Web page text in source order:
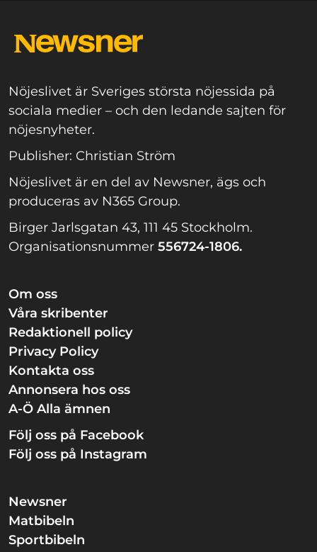
Nöjeslivet är Sveriges största nöjessida på
sociala medier – och den ledande sajten för
nöjesnyheter.
Publisher: Christian Ström
Nöjeslivet är en del av Newsner, ägs och
produceras av N365 Group.
Birger Jarlsgatan 43, 111 45 Stockholm.
Organisationsnummer 556724-1806.
Om oss
Våra skribenter
Redaktionell policy
Privacy Policy
Kontakta oss
Annonsera hos oss
A-Ö Alla ämnen
Följ oss på Facebook
Följ oss på Instagram
Newsner
Matbibeln
Sportbibeln